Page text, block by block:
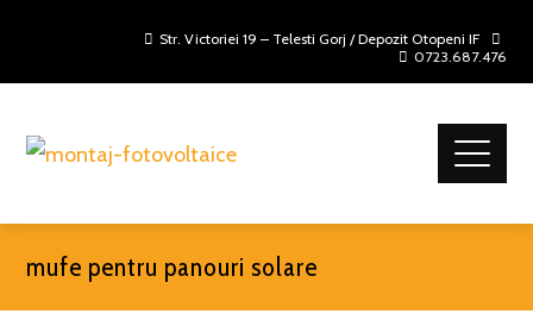
Str. Victoriei 19 – Telesti Gorj / Depozit Otopeni IF
0723.687.476
mufe pentru panouri solare